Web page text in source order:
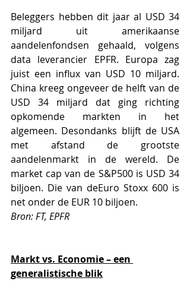
Beleggers hebben dit jaar al USD 34
miljard uit amerikaanse
aandelenfondsen gehaald, volgens
data leverancier EPFR. Europa zag
juist een influx van USD 10 miljard.
China kreeg ongeveer de helft van de
USD 34 miljard dat ging richting
opkomende markten in het
algemeen. Desondanks blijft de USA
met afstand de grootste
aandelenmarkt in de wereld. De
market cap van de S&P500 is USD 34
biljoen. Die van deEuro Stoxx 600 is
net onder de EUR 10 biljoen.
Bron: FT, EPFR
Markt vs. Economie – een
generalistische blik